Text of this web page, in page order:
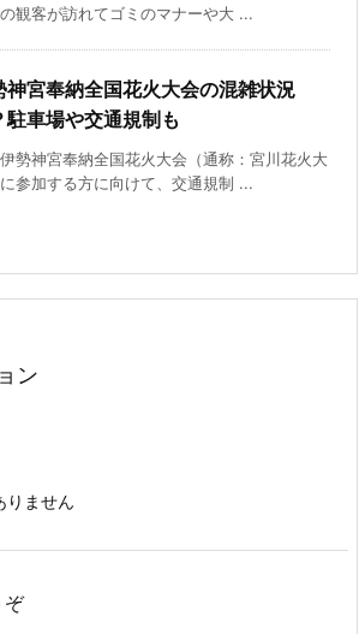
観客が訪れてゴミのマナーや大 ...
神宮奉納全国花火大会の混雑状況
駐車場や交通規制も
勢神宮奉納全国花火大会（通称：宮川花火大
参加する方に向けて、交通規制 ...
ン
りません
ぞ